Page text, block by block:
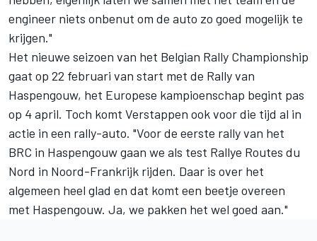
engineer niets onbenut om de auto zo goed mogelijk te
krijgen."
Het nieuwe seizoen van het Belgian Rally Championship
gaat op 22 februari van start met de Rally van
Haspengouw, het Europese kampioenschap begint pas
op 4 april. Toch komt Verstappen ook voor die tijd al in
actie in een rally-auto. "Voor de eerste rally van het
BRC in Haspengouw gaan we als test Rallye Routes du
Nord in Noord-Frankrijk rijden. Daar is over het
algemeen heel glad en dat komt een beetje overeen
met Haspengouw. Ja, we pakken het wel goed aan."